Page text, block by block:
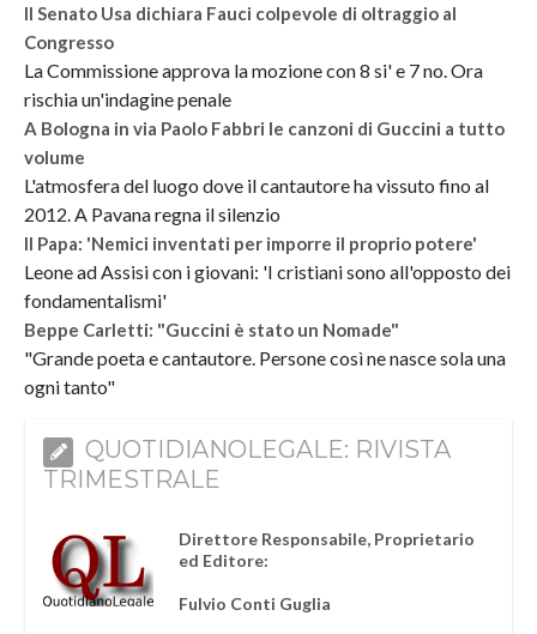
Il Senato Usa dichiara Fauci colpevole di oltraggio al
Congresso
La Commissione approva la mozione con 8 si' e 7 no. Ora
rischia un'indagine penale
A Bologna in via Paolo Fabbri le canzoni di Guccini a tutto
volume
L'atmosfera del luogo dove il cantautore ha vissuto fino al
2012. A Pavana regna il silenzio
Il Papa: 'Nemici inventati per imporre il proprio potere'
Leone ad Assisi con i giovani: 'I cristiani sono all'opposto dei
fondamentalismi'
Beppe Carletti: "Guccini è stato un Nomade"
"Grande poeta e cantautore. Persone così ne nasce sola una
ogni tanto"
QUOTIDIANOLEGALE: RIVISTA
TRIMESTRALE
Direttore Responsabile, Proprietario
ed Editore:
Fulvio Conti Guglia